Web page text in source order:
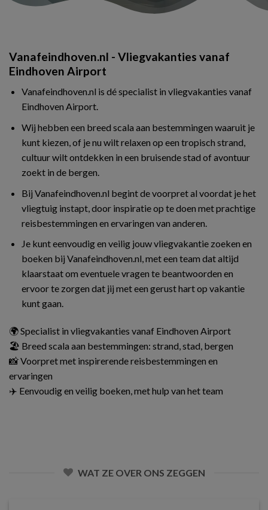
Vanafeindhoven.nl - Vliegvakanties vanaf
Eindhoven Airport
Vanafeindhoven.nl is dé specialist in vliegvakanties vanaf
Eindhoven Airport.
Wij hebben een breed scala aan bestemmingen waaruit je
kunt kiezen, of je nu wilt relaxen op een tropisch strand,
cultuur wilt ontdekken in een bruisende stad of avontuur
zoekt in de bergen.
Bij Vanafeindhoven.nl begint de voorpret al voordat je het
vliegtuig instapt, door inspiratie op te doen met prachtige
reisbestemmingen en ervaringen van anderen.
Je kunt eenvoudig en veilig jouw vliegvakantie zoeken en
boeken bij Vanafeindhoven.nl, met een team dat altijd
klaarstaat om eventuele vragen te beantwoorden en
ervoor te zorgen dat jij met een gerust hart op vakantie
kunt gaan.
🌍 Specialist in vliegvakanties vanaf Eindhoven Airport
🏖️ Breed scala aan bestemmingen: strand, stad, bergen
📸 Voorpret met inspirerende reisbestemmingen en
ervaringen
✈️ Eenvoudig en veilig boeken, met hulp van het team
WAT ZE OVER ONS ZEGGEN